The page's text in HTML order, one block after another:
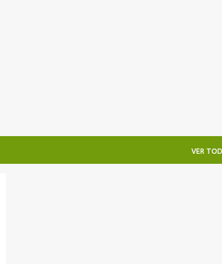
VER